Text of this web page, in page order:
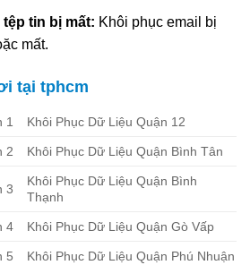
tệp tin bị mất: Khôi phục email bị
mất.
tại tphcm
1 Khôi Phục Dữ Liệu Quận 12
2 Khôi Phục Dữ Liệu Quận Bình Tân
3
Khôi Phục Dữ Liệu Quận Bình
Thạnh
4 Khôi Phục Dữ Liệu Quận Gò Vấp
5 Khôi Phục Dữ Liệu Quận Phú Nhuận